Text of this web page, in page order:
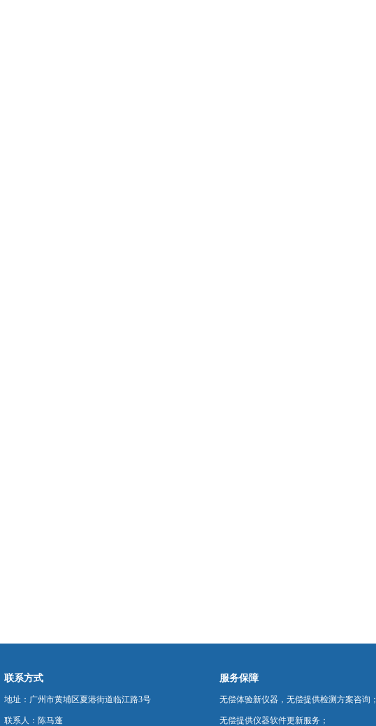
联系方式
地址：广州市黄埔区夏港街道临江路3号
联系人：陈马蓬
服务保障
无偿体验新仪器，无偿提供检测方案咨询；
无偿提供仪器软件更新服务；